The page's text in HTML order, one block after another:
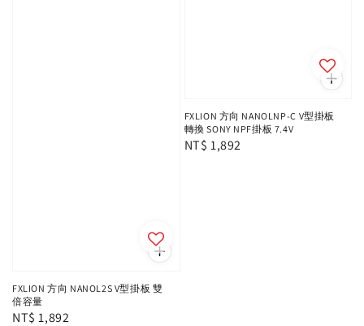
FXLION 方向 NANOL2S V型掛板 雙
倍容量
Regular
NT$ 1,892
FXLION 方向 NANOLNP-C V型掛板
轉換 SONY NPF掛板 7.4V
Regular
NT$ 1,892